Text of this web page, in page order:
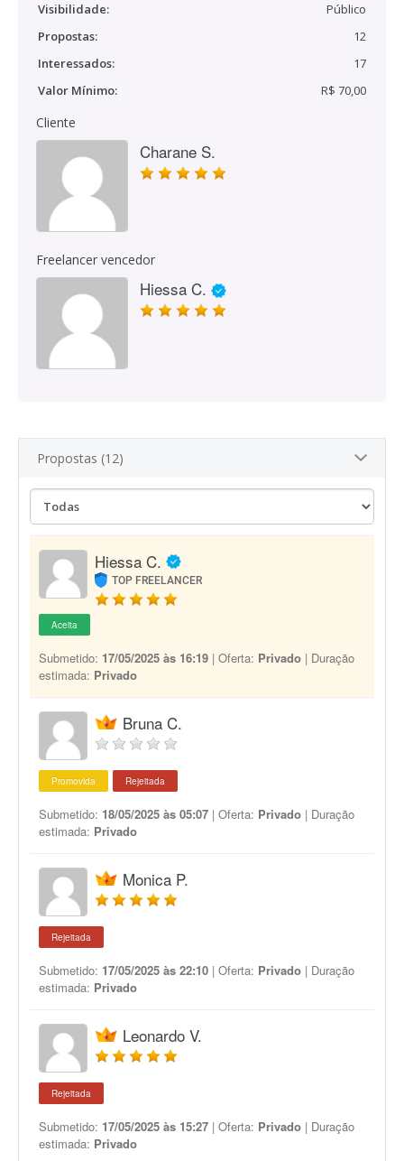
Visibilidade:
Público
Propostas:
12
Interessados:
17
Valor Mínimo:
R$ 70,00
Cliente
Charane S.
Freelancer vencedor
Hiessa C.
Propostas (12)
Hiessa C.
TOP FREELANCER
Aceita
Submetido: 17/05/2025 às 16:19 | Oferta: Privado | Duração
estimada: Privado
Bruna C.
Promovida Rejeitada
Submetido: 18/05/2025 às 05:07 | Oferta: Privado | Duração
estimada: Privado
Monica P.
Rejeitada
Submetido: 17/05/2025 às 22:10 | Oferta: Privado | Duração
estimada: Privado
Leonardo V.
Rejeitada
Submetido: 17/05/2025 às 15:27 | Oferta: Privado | Duração
estimada: Privado